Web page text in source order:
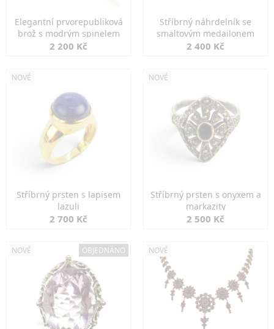
Elegantní prvorepubliková
brož s modrým spinelem
2 200 Kč
Stříbrný náhrdelník se
smaltovým medailonem
2 400 Kč
NOVÉ
Stříbrný prsten s lapisem
lazuli
2 700 Kč
NOVÉ
Stříbrný prsten s onyxem a
markazity
2 500 Kč
NOVÉ OBJEDNÁNO NOVÉ